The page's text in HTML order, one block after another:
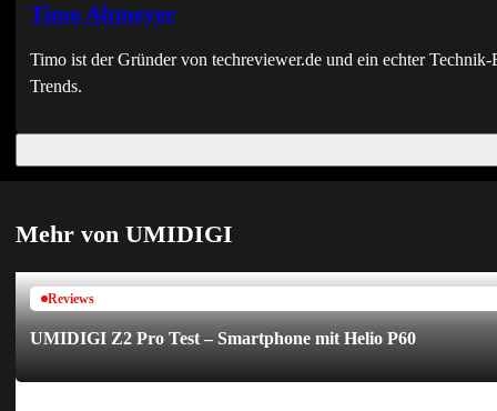
Timo Altmeyer
Timo ist der Gründer von techreviewer.de und ein echter
Trends.
Mehr von UMIDIGI
Reviews
UMIDIGI Z2 Pro Test – Smartphone mit Helio P60